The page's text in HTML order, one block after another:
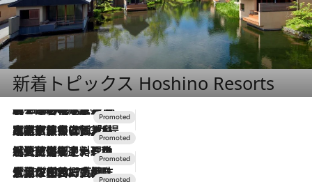
新着トピックス Hoshino Resorts
2026.8.7
【トンボの足水浴】ヒノキの香りに包まれて涼感マックス！約13℃の湧水かけ流しを避暑地「星野温泉 トンボの湯」で体験
2026.7.31
【ホテル帰省】という選択肢をOMOが提案。家族とほどよい距離を保つには「昼は実家、夜は気兼ねなくホテルで！」
2026.7.24
【夏限定ディナーコース】旬を迎える稚鮎や花ズッキーニなどをイタリア・トスカーナの郷土料理の手法で満喫！
2026.7.17
「土佐和ハーブかき氷」がOMO7高知に登場！生姜、山椒、大葉など目にも舌にも涼を呼ぶ郷土の味